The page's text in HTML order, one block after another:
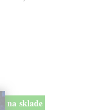
na sklade